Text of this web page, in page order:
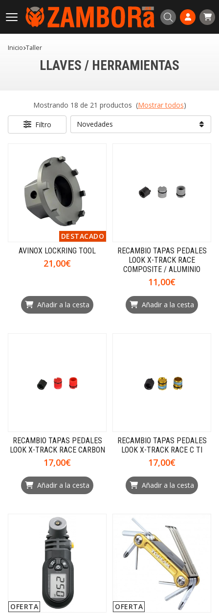
Buscar
Inicio taller
LLAVES / HERRAMIENTAS
Mostrando 18 de 21 productos (Mostrar todos)
Filtro
DESTACADO
AVINOX LOCKRING TOOL
21,00€
Añadir a la cesta
RECAMBIO TAPAS PEDALES
LOOK X-TRACK RACE
COMPOSITE / ALUMINIO
11,00€
Añadir a la cesta
RECAMBIO TAPAS PEDALES
LOOK X-TRACK RACE CARBON
17,00€
Añadir a la cesta
RECAMBIO TAPAS PEDALES
LOOK X-TRACK RACE C TI
17,00€
Añadir a la cesta
OFERTA
OFERTA